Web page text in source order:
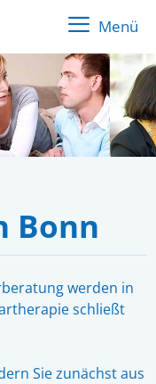
Menü
Bonn
werden in
schließt
Sie zunächst aus